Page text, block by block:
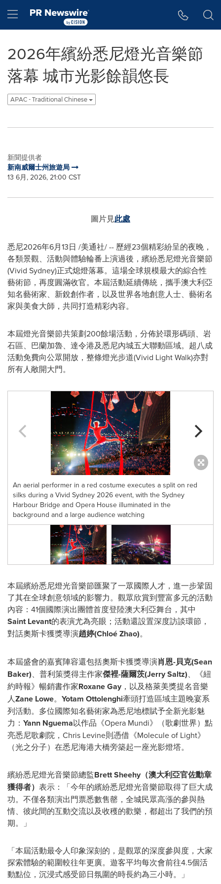
Hamburger menu
2026年繽紛悉尼燈光音樂節
落幕 城市光影餘韻悠長
APAC - Traditional Chinese
新聞提供者
新南威爾士州旅遊局
13 6月, 2026, 21:00 CST
圖片見此處
悉尼2026年6月13日 /美通社/ -- 歷經23個精彩紛呈的夜晚，
各類景觀、活動與體驗輪番上演過後，繽紛悉尼燈光音樂節
(Vivid Sydney)正式熄燈落幕。這場全球規模最大的綜合性
藝術節，再度圓滿收官。本屆活動延續傳統，攜手澳大利亞
知名藝術家、新銳創作者，以及世界各地創意人士、藝術名
家與美食大師，共同打造精彩內容。
本屆燈光音樂節共策劃200餘場活動，分佈於環形碼頭、岩
石區、巴蘭加魯、達令港及悉尼內城五大聯動區域。超八成
活動免費向公眾開放，整條燈光步道(Vivid Light Walk)亦對
所有人敞開大門。
An aerial performer in a red costume executes a split on red
silks during a Vivid Sydney 2026 event, with the Sydney
Harbour Bridge and Opera House illuminated in the
background and a large audience watching
本屆繽紛悉尼燈光音樂節匯聚了一眾國際人才，進一步鞏固
了其在全球創意領域的影響力。觀眾欣賞到豐富多元的活動
內容：41個國際演出團體首度登陸澳大利亞舞台，其中
Saint Levant的表演尤為亮眼；活動還設置深度訪談環節，
對話奧斯卡獲獎導演趙婷(Chloé Zhao)。
本屆盛會的嘉賓陣容還包括奧斯卡獲獎導演肖恩-貝克(Sean
Baker)、普利策獎得主作家傑裡-薩爾茨(Jerry Saltz)、《紐
約時報》暢銷書作家Roxane Gay ，以及格萊美獎提名音樂
人Zane Lowe。 Yotam Ottolenghi牽頭打造區域主題晚宴系
列活動。多位國際知名藝術家為悉尼地標賦予全新光影魅
力： Yann Nguema以作品《Opera Mundi》（歌劇世界）點
亮悉尼歌劇院，Chris Levine則憑借《Molecule of Light》
（光之分子）在悉尼海港大橋旁築起一座光影燈塔。
繽紛悉尼燈光音樂節總監Brett Sheehy （澳大利亞官佐勳章
獲得者） 表示：「今年的繽紛悉尼燈光音樂節取得了巨大成
功。不僅各類演出門票悉數售罄，全城民眾高漲的參與熱
情、彼此間的互動交流以及收穫的歡樂，都超出了我們的預
期。」
「本屆活動最令人印象深刻的，是觀眾的深度參與度，大家
探索體驗的範圍較往年更廣。遊客平均每次會前往4.5個活
動點位，沉浸式感受節日氛圍的時長約為三小時。」